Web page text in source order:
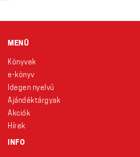
MENÜ
Könyvek
e-könyv
Idegen nyelvű
Ajándéktárgyak
Akciók
Hírek
INFO